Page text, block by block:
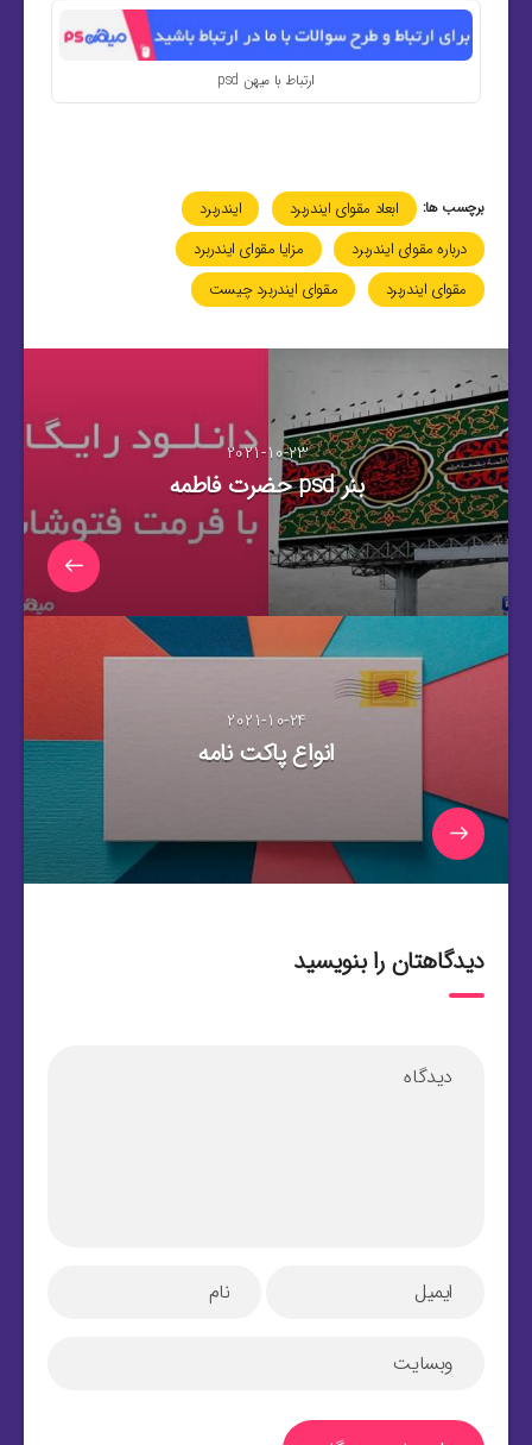
ارتباط با میهن psd
برچسب ها: ابعاد مقوای ایندربرد
ایندربرد
درباره مقوای ایندربرد
مزایا مقوای ایندربرد
مقوای ایندربرد
مقوای ایندربرد چیست
2021-10-23
بنر psd حضرت فاطمه
2021-10-24
انواع پاکت نامه
دیدگاهتان را بنویسید